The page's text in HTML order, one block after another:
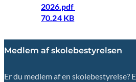
2026.pdf
70.24 KB
Medlem af skolebestyrelsen
Er du medlem af en skolebestyrelse?